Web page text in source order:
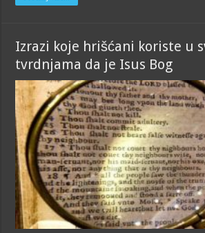
Izrazi koje hrišćani koriste u
tvrdnjama da je Isus Bog